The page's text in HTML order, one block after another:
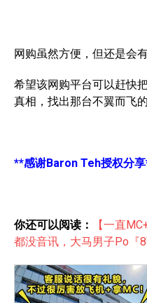
网购虽然方便，但还是会
希望该网购平台可以赶快
真相，找出那台不翼而飞
**感谢Baron Teh授权分
你还可以阅读：
【一直
都没音讯，大马男子Po『